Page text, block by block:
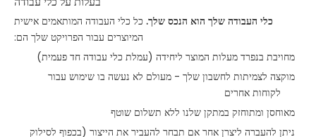
כלי העבודה שלך הוא הנכס שלך. כל כלי העבודה המותאמים אישית
המיוצרים עבור הפרויקט שלך הם:
מחויבת בנפרד מעלות המוצר ליחידה (עמלת כלי עבודה חד פעמית)
מוקצה לצמיתות לחשבון שלך - מעולם לא נעשה בו שימוש עבור
לקוחות אחרים
מאוחסן ומתוחזק במתקן שלנו ללא תשלום שוטף
ניתן להעברה ליצרן אחר אם תבחר להעביר את הייצור (בכפוף לסילוק